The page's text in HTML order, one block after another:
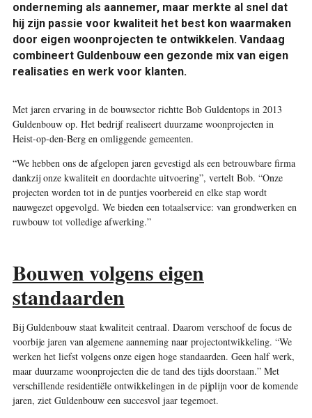
onderneming als aannemer, maar merkte al snel dat
hij zijn passie voor kwaliteit het best kon waarmaken
door eigen woonprojecten te ontwikkelen. Vandaag
combineert Guldenbouw een gezonde mix van eigen
realisaties en werk voor klanten.
Met jaren ervaring in de bouwsector richtte Bob Guldentops in 2013
Guldenbouw op. Het bedrijf realiseert duurzame woonprojecten in
Heist-op-den-Berg en omliggende gemeenten.
“We hebben ons de afgelopen jaren gevestigd als een betrouwbare firma
dankzij onze kwaliteit en doordachte uitvoering”, vertelt Bob. “Onze
projecten worden tot in de puntjes voorbereid en elke stap wordt
nauwgezet opgevolgd. We bieden een totaalservice: van grondwerken en
ruwbouw tot volledige afwerking.”
Bouwen volgens eigen
standaarden
Bij Guldenbouw staat kwaliteit centraal. Daarom verschoof de focus de
voorbije jaren van algemene aanneming naar projectontwikkeling. “We
werken het liefst volgens onze eigen hoge standaarden. Geen half werk,
maar duurzame woonprojecten die de tand des tijds doorstaan.” Met
verschillende residentiële ontwikkelingen in de pijplijn voor de komende
jaren, ziet Guldenbouw een succesvol jaar tegemoet.